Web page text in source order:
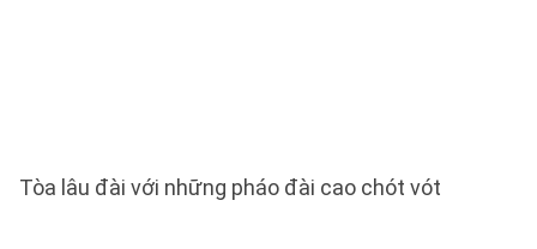
Tòa lâu đài với những pháo đài cao chót vót